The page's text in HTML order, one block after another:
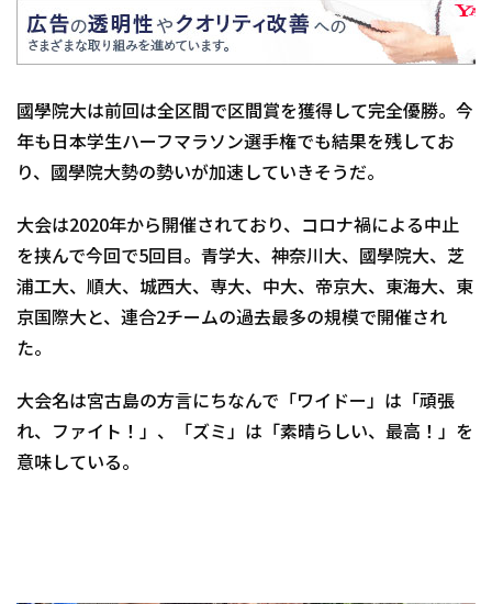
國學院大は前回は全区間で区間賞を獲得して完全優勝。今
年も日本学生ハーフマラソン選手権でも結果を残してお
り、國學院大勢の勢いが加速していきそうだ。
大会は2020年から開催されており、コロナ禍による中止
を挟んで今回で5回目。青学大、神奈川大、國學院大、芝
浦工大、順大、城西大、専大、中大、帝京大、東海大、東
京国際大と、連合2チームの過去最多の規模で開催され
た。
大会名は宮古島の方言にちなんで「ワイドー」は「頑張
れ、ファイト！」、「ズミ」は「素晴らしい、最高！」を
意味している。